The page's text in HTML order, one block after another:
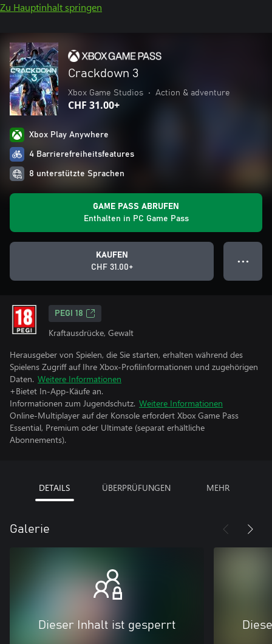
Zu Hauptinhalt springen
Crackdown 3
Xbox Game Studios • Action & adventure
CHF 31.00+
Xbox Play Anywhere
4 Barrierefreiheitsfeatures
8 unterstützte Sprachen
GAME PASS ABRUFEN
Enthalten in PC Game Pass
KAUFEN
CHF 31.00+
● ● ●
PEGI 18
Kraftausdrücke, Gewalt
Herausgeber von Spielen, die Sie starten, erhalten während des
Spielens Zugriff auf Ihre Xbox-Profilinformationen und zugehörigen
Daten. Weitere Informationen
+Bietet In-App-Käufe an.
Informationen zum Jugendschutz. Weitere Informationen
Online-Multiplayer auf der Konsole erfordert Xbox Game Pass
Essential, Premium oder Ultimate (separat erhältliche
Abonnements).
DETAILS ÜBERPRÜFUNGEN MEHR
Galerie
Dieser Inhalt ist gesperrt